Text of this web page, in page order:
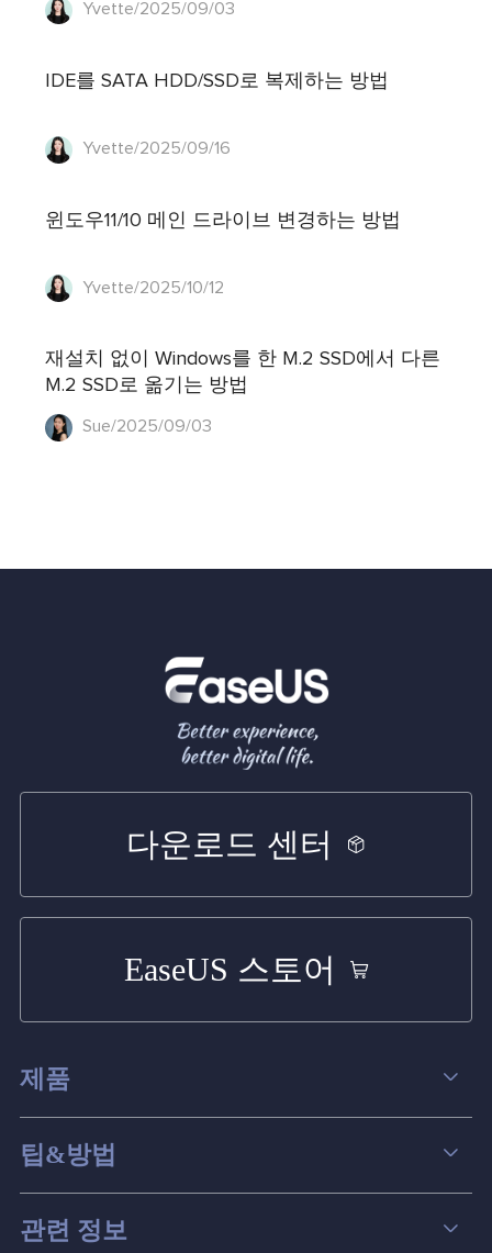
Yvette/2025/09/03
IDE를 SATA HDD/SSD로 복제하는 방법
Yvette/2025/09/16
윈도우11/10 메인 드라이브 변경하는 방법
Yvette/2025/10/12
재설치 없이 Windows를 한 M.2 SSD에서 다른
M.2 SSD로 옮기는 방법
Sue/2025/09/03
다운로드 센터
EaseUS 스토어
제품
데이터 복구
파티션 관리
팁&방법
컴퓨터 데이터 복구 팁
관련 정보